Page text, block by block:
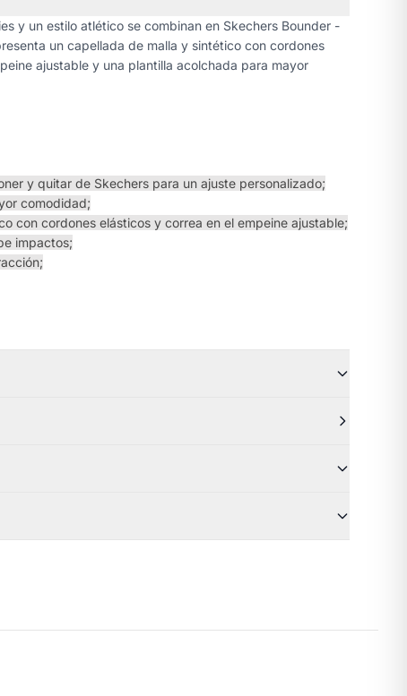
y un estilo atlético se combinan en Skechers Bounder -
un capellada de malla y sintético con cordones
ajustable y una plantilla acolchada para mayor
y quitar de Skechers para un ajuste personalizado;
comodidad;
con cordones elásticos y correa en el empeine ajustable;
impactos;